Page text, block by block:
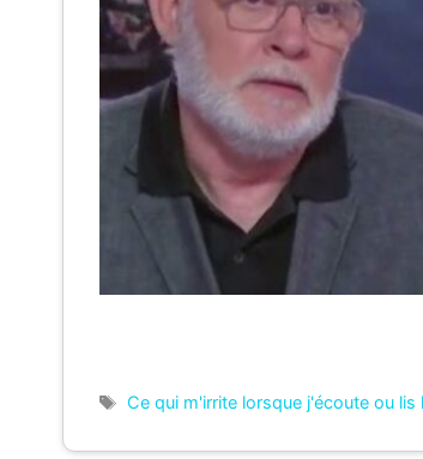
Étiquettes
Ce qui m'irrite lorsque j'écoute ou